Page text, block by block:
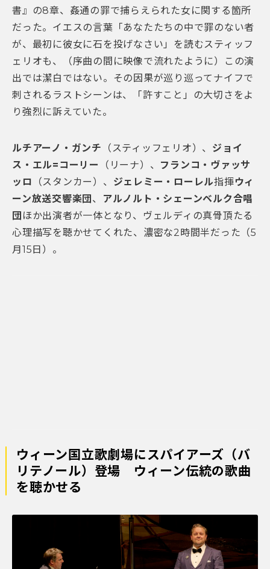
書』の8章、姦通の罪で捕らえられた女に関する箇所
だった。イエスの言葉「あなたたちの中で罪のない者
が、最初に彼女に石を投げなさい」を読むスティッフ
ェリオも、（序曲の間に映像で流れたように）この演
出では潔白ではない。その因果が巡り巡ってナイフで
刺されるラストシーンは、「許すこと」の大切さをよ
り強烈に訴えていた。
ルチアーノ・ガンチ （スティッフェリオ） 、 ジョイ
ス・エル=コーリー
（リーナ） 、 フランコ・ヴァッサ
ッロ （スタンカー）、 ジェレミー・ローレル指揮ウィ
ーン放送交響楽団、
アルノルト・シェーンベルク合唱
団ほか出演者が一体となり、ヴェルディの真骨頂たる
心理描写を聴かせてくれた、濃密な2時間半だった（5
月15日）。
ウィーン国立歌劇場にスパイアーズ（バ
リテノール）登場 ウィーン伝統の歌曲
を聴かせる